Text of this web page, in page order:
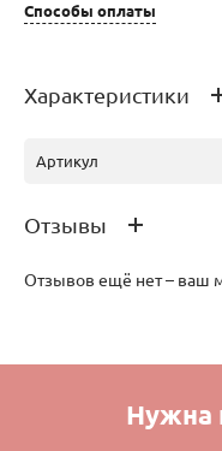
Способы оплаты
Характеристики
Артикул
Отзывы
Отзывов ещё нет – ваш
Нужна